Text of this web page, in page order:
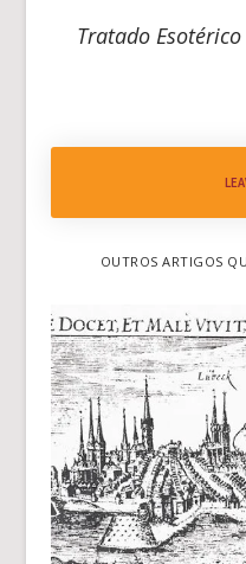
Tratado
OUTROS ARTIGOS